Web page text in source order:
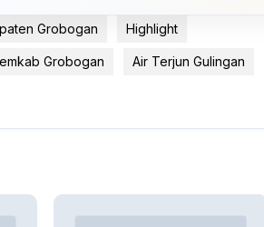
Grobogan Highlight
Grobogan Air Terjun Gulingan